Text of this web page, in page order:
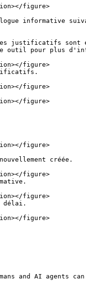
informative
outil pour plus
créée.
délai.
and AI agents